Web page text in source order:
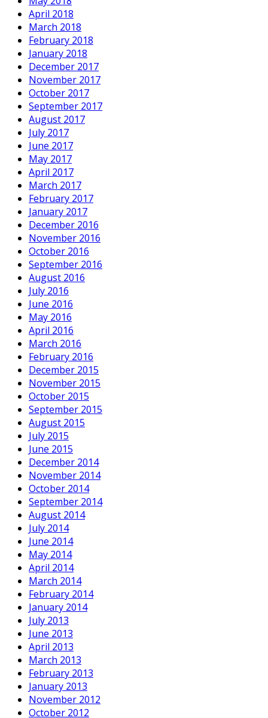
April 2018
March 2018
February 2018
January 2018
December 2017
November 2017
October 2017
September 2017
August 2017
July 2017
June 2017
May 2017
April 2017
March 2017
February 2017
January 2017
December 2016
November 2016
October 2016
September 2016
August 2016
July 2016
June 2016
May 2016
April 2016
March 2016
February 2016
December 2015
November 2015
October 2015
September 2015
August 2015
July 2015
June 2015
December 2014
November 2014
October 2014
September 2014
August 2014
July 2014
June 2014
May 2014
April 2014
March 2014
February 2014
January 2014
July 2013
June 2013
April 2013
March 2013
February 2013
January 2013
November 2012
October 2012